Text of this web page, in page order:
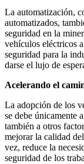
La automatización,
automatizados,
seguridad en la
vehículos eléctricos
seguridad para la
darse el lujo de
Acelerando el
La adopción de los
se debe únicamente
también a otros
mejorar la calidad
vez, reduce la
seguridad de los